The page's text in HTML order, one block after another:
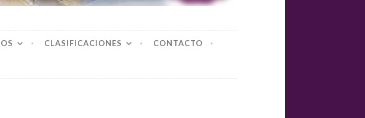
fedacyl-bolos
CLASIFICACIONES CONTACTO